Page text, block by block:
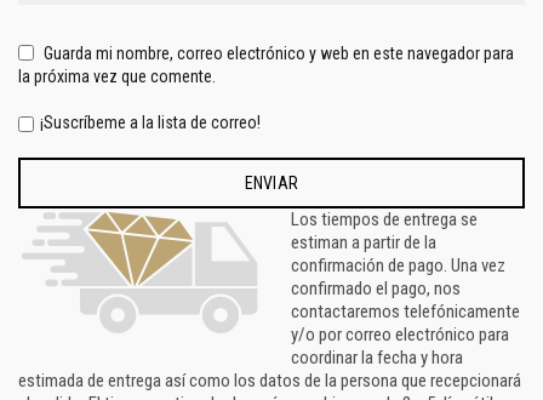
Guarda mi nombre, correo electrónico y web en este navegador para
la próxima vez que comente.
¡Suscríbeme a la lista de correo!
Los tiempos de entrega se
estiman a partir de la
confirmación de pago. Una vez
confirmado el pago, nos
contactaremos telefónicamente
y/o por correo electrónico para
coordinar la fecha y hora
estimada de entrega así como los datos de la persona que recepcionará